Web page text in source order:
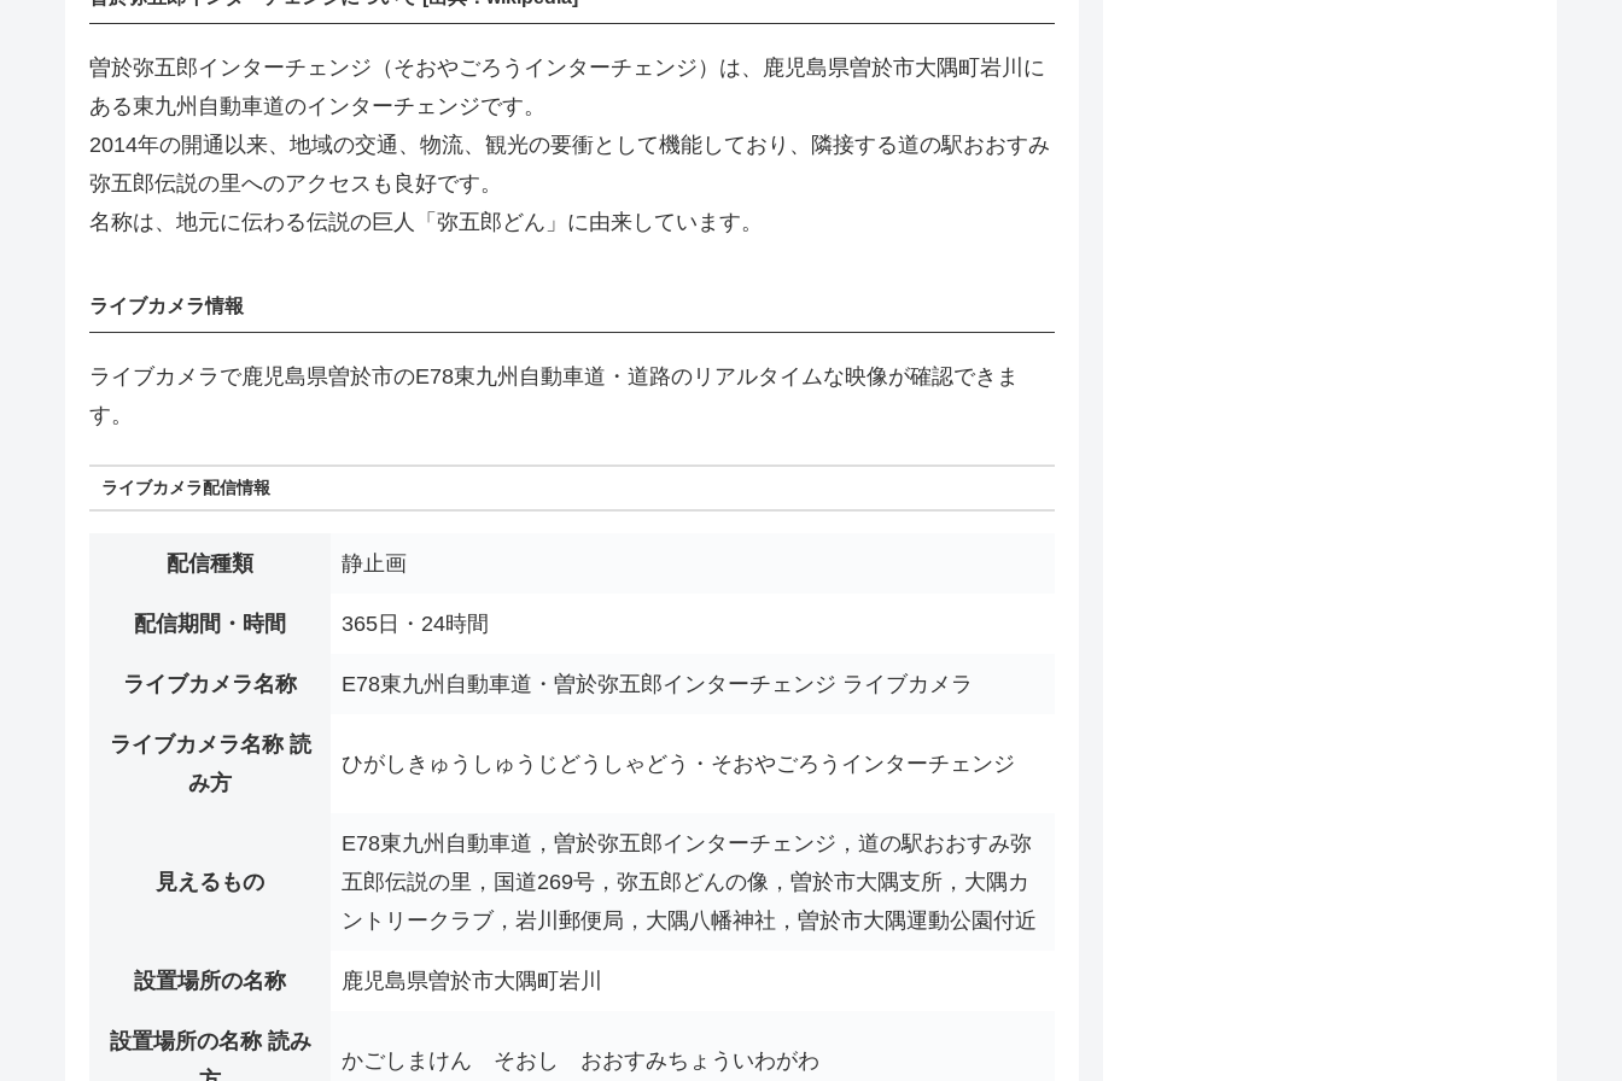
曽於弥五郎インターチェンジ（そおやごろうインターチェンジ）は、鹿児島県曽於市大隅町岩川に
ある東九州自動車道のインターチェンジです。
2014年の開通以来、地域の交通、物流、観光の要衝として機能しており、隣接する道の駅おおすみ
弥五郎伝説の里へのアクセスも良好です。
名称は、地元に伝わる伝説の巨人「弥五郎どん」に由来しています。
ライブカメラ情報
ライブカメラで鹿児島県曽於市のE78東九州自動車道・道路のリアルタイムな映像が確認できま
す。
ライブカメラ配信情報
配信種類 静止画
配信期間・時間 365日・24時間
ライブカメラ名称 E78東九州自動車道・曽於弥五郎インターチェンジ ライブカメラ
ライブカメラ名称 読
み方
ひがしきゅうしゅうじどうしゃどう・そおやごろうインターチェンジ
見えるもの
E78東九州自動車道，曽於弥五郎インターチェンジ，道の駅おおすみ弥
五郎伝説の里，国道269号，弥五郎どんの像，曽於市大隅支所，大隅カ
ントリークラブ，岩川郵便局，大隅八幡神社，曽於市大隅運動公園付近
設置場所の名称 鹿児島県曽於市大隅町岩川
設置場所の名称 読み
かごしまけん そおし おおすみちょういわがわ